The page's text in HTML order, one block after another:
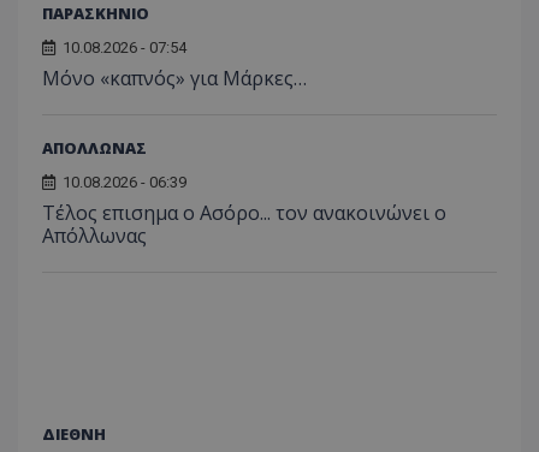
ΠΑΡΑΣΚΗΝΙΟ
10.08.2026 - 07:54
Μόνο «καπνός» για Μάρκες…
ΑΠΟΛΛΩΝΑΣ
10.08.2026 - 06:39
Tέλος επισημα ο Ασόρο... τον ανακοινώνει ο
Απόλλωνας
ΔΙΕΘΝΗ